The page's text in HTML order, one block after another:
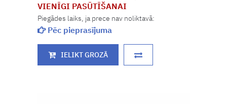
VIENĪGI PASŪTĪŠANAI
Piegādes laiks, ja prece nav noliktavā:
Pēc pieprasījuma
IELIKT GROZĀ